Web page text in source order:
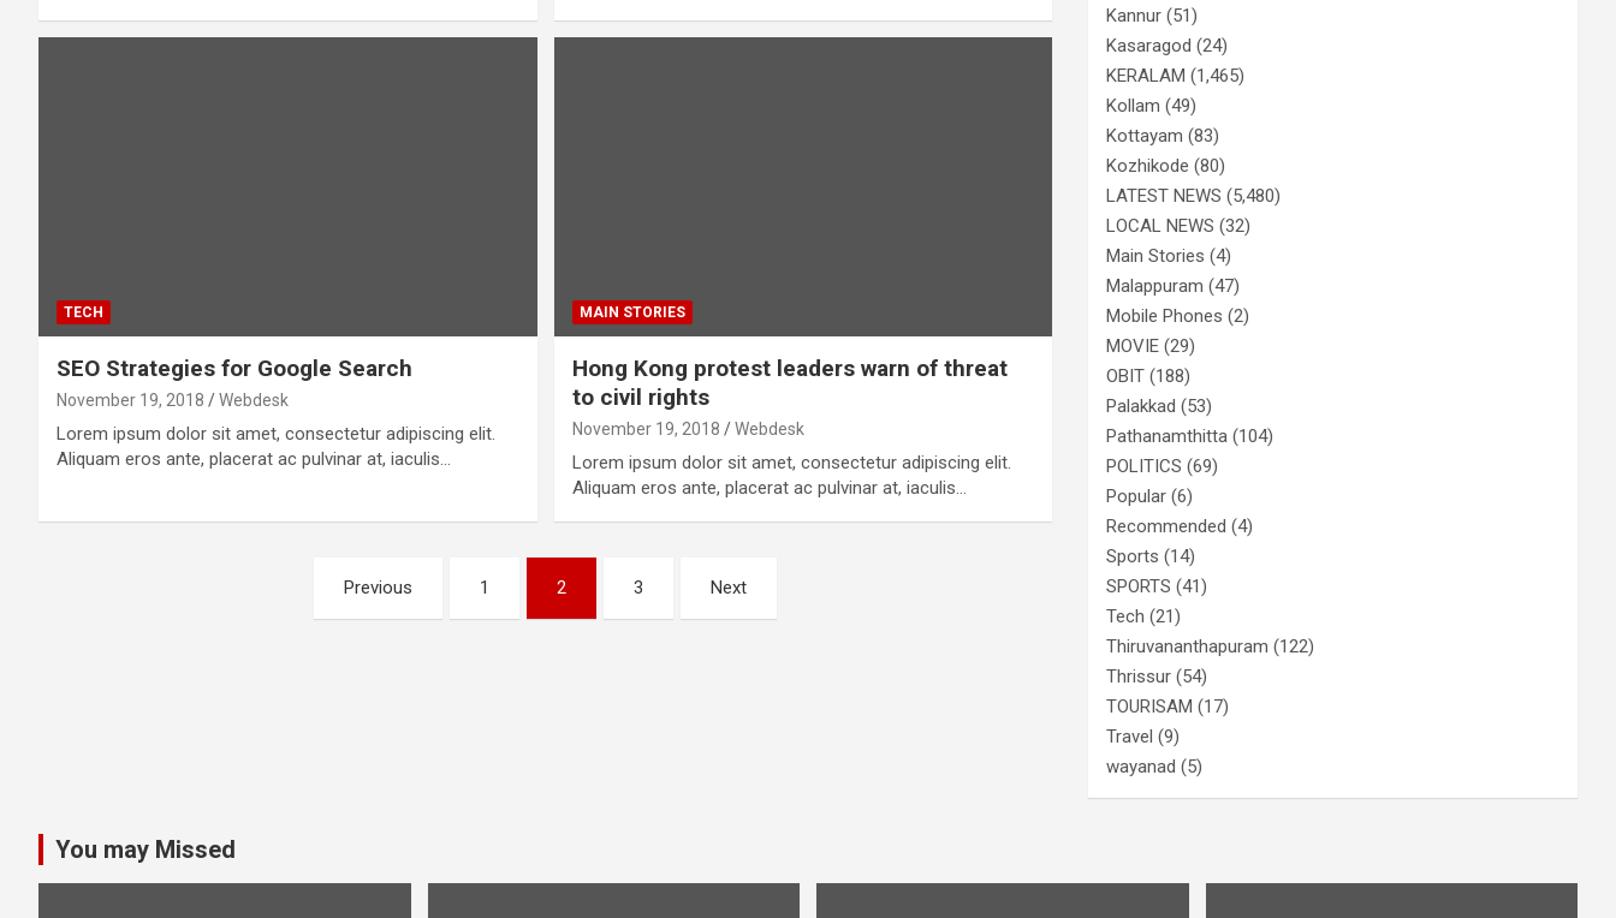
TECH
SEO Strategies for Google Search
November 19, 2018 Webdesk
Lorem ipsum dolor sit amet, consectetur adipiscing elit.
Aliquam eros ante, placerat ac pulvinar at, iaculis…
MAIN STORIES
Hong Kong protest leaders warn of threat
to civil rights
November 19, 2018 Webdesk
Lorem ipsum dolor sit amet, consectetur adipiscing elit.
Aliquam eros ante, placerat ac pulvinar at, iaculis…
Previous 1 2 3 Next
Kannur (51)
Kasaragod (24)
KERALAM (1,465)
Kollam (49)
Kottayam (83)
Kozhikode (80)
LATEST NEWS (5,480)
LOCAL NEWS (32)
Main Stories (4)
Malappuram (47)
Mobile Phones (2)
MOVIE (29)
OBIT (188)
Palakkad (53)
Pathanamthitta (104)
POLITICS (69)
Popular (6)
Recommended (4)
Sports (14)
SPORTS (41)
Tech (21)
Thiruvananthapuram (122)
Thrissur (54)
TOURISAM (17)
Travel (9)
wayanad (5)
You may Missed